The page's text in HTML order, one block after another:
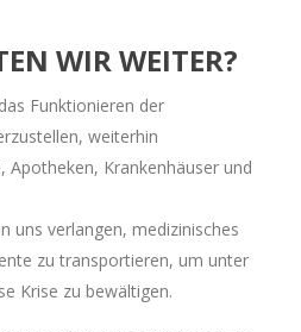
WIR WEITER?
Funktionieren der
weiterhin
Apotheken, Krankenhäuser und
uns verlangen, medizinisches
zu transportieren, um unter
Krise zu bewältigen.